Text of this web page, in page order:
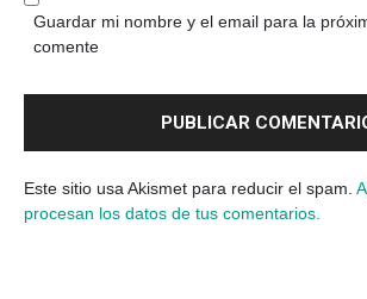
Guardar mi nombre y el email para la
comente
Este sitio usa Akismet para reducir el spam.
procesan los datos de tus comentarios.